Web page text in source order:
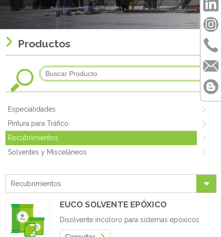
Productos
Especialidades
Pintura para Tráfico
Recubrimientos
Solventes y Misceláneos
Recubrimientos
EUCO SOLVENTE EPÓXICO
Disolvente incoloro para sistemas epóxicos